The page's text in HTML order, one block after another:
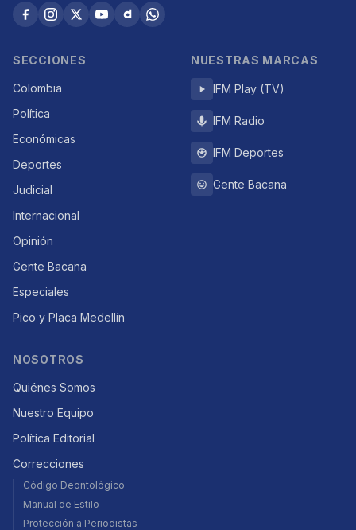
SECCIONES
Colombia
Política
Económicas
Deportes
Judicial
Internacional
Opinión
Gente Bacana
Especiales
Pico y Placa Medellín
NUESTRAS MARCAS
IFM Play (TV)
IFM Radio
IFM Deportes
Gente Bacana
NOSOTROS
Quiénes Somos
Nuestro Equipo
Política Editorial
Correcciones
Código Deontológico
Manual de Estilo
Protección a Periodistas